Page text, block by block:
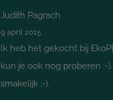
Judith Pagrach
9 april 2015
Ik heb het gekocht bij
kun je ook nog proberen :-
smakelijk ;-).